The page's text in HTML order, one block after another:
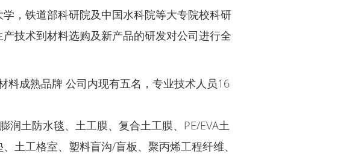
，铁道部科研院及中国水科院等大专院校科研
技术到材料选购及新产品的研发对公司进行全
料成熟品牌 公司内现有五名，专业技术人员16
润土防水毯、土工膜、复合土工膜、PE/EVA土
土工格室、塑料盲沟/盲板、聚丙烯工程纤维、